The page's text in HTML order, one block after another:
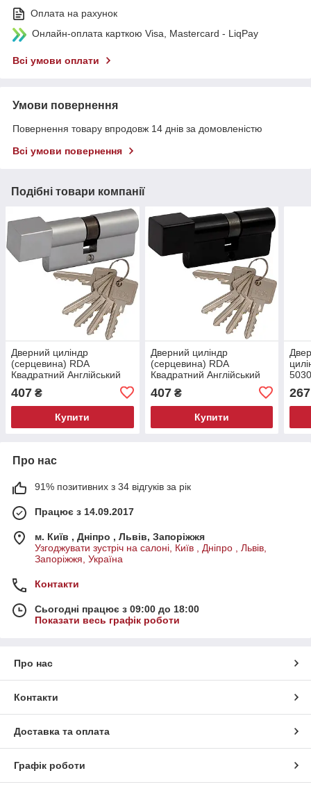
Оплата на рахунок
Онлайн-оплата карткою Visa, Mastercard - LiqPay
Всі умови оплати
Умови повернення
Повернення товару впродовж 14 днів за домовленістю
Всі умови повернення
Подібні товари компанії
Дверний циліндр
(серцевина) RDA
Квадратний Англійський
30*38мм поворотник/ключ
Хром матовий
407 ₴
Купити
Дверний циліндр
(серцевина) RDA
Квадратний Англійський
35*35мм поворотник/ключ
Чорний матовий
407₴
Купити
267
Про нас
91% позитивних з 34 відгуків за рік
Працює з 14.09.2017
м. Київ , Дніпро , Львів, Запоріжжя
Узгоджувати зустріч на салоні, Київ , Дніпро , Львів,
Запоріжжя, Україна
Контакти
Сьогодні працює з 09:00 до 18:00
Показати весь графік роботи
Про нас
Контакти
Доставка та оплата
Графік роботи